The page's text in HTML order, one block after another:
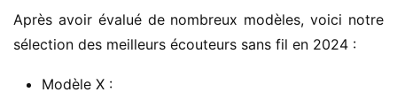
Après avoir évalué de nombreux modèles, voici notre
sélection des meilleurs écouteurs sans fil en 2024 :
Modèle X :